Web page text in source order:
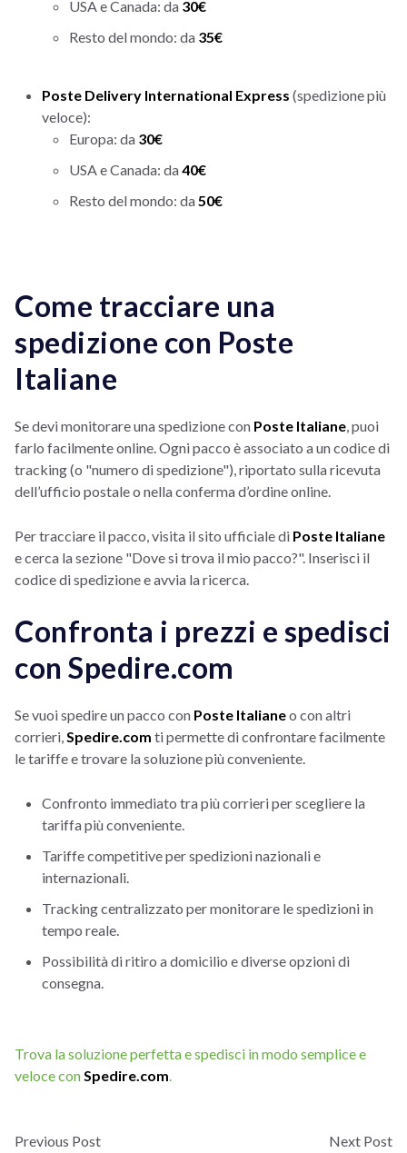
USA e Canada: da 30€
Resto del mondo: da 35€
Poste Delivery International Express (spedizione più
veloce):
Europa: da 30€
USA e Canada: da40€
Resto del mondo: da 50€
Come tracciare una
spedizione con Poste
Italiane
Se devi monitorare una spedizione con Poste Italiane , puoi
farlo facilmente online. Ogni pacco è associato a un codice di
tracking (o "numero di spedizione"), riportato sulla ricevuta
dell’ufficio postale o nella conferma d’ordine online.
Per tracciare il pacco, visita il sito ufficiale di Poste Italiane
e cerca la sezione "Dove si trova il mio pacco?". Inserisci il
codice di spedizione e avvia la ricerca.
Confronta i prezzi e spedisci
con Spedire.com
Se vuoi spedire un pacco con Poste Italianeo con altri
corrieri, Spedire.com ti permette di confrontare facilmente
le tariffe e trovare la soluzione più conveniente.
Confronto immediato tra più corrieri per scegliere la
tariffa più conveniente.
Tariffe competitive per spedizioni nazionali e
internazionali.
Tracking centralizzato per monitorare le spedizioni in
tempo reale.
Possibilità di ritiro a domicilio e diverse opzioni di
consegna.
Trova la soluzione perfetta e spedisci in modo semplice e
veloce con Spedire.com
Previous Post
Next Post